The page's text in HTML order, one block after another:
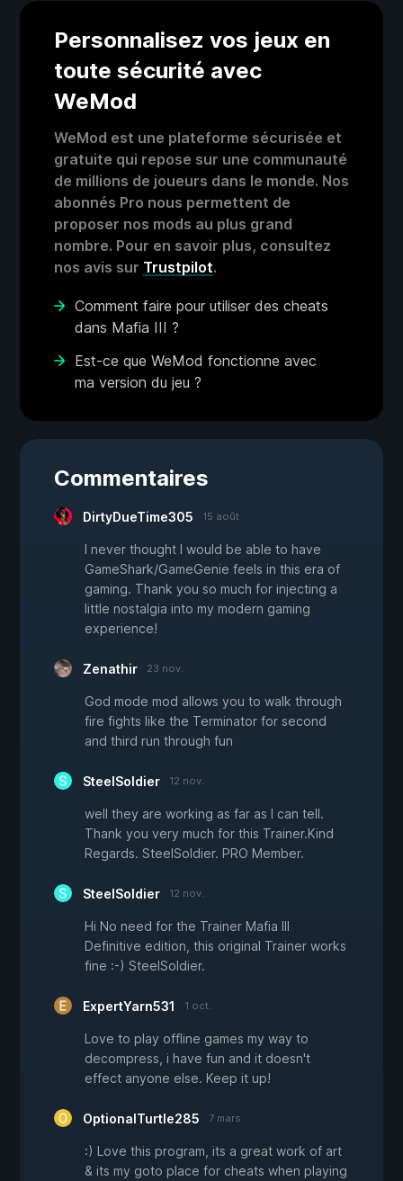
Personnalisez vos jeux en
toute sécurité avec
WeMod
WeMod est une plateforme sécurisée et
gratuite qui repose sur une communauté
de millions de joueurs dans le monde. Nos
abonnés Pro nous permettent de
proposer nos mods au plus grand
nombre. Pour en savoir plus, consultez
nos avis sur Trustpilot.
Comment faire pour utiliser des cheats
dans Mafia III ?
Est-ce que WeMod fonctionne avec
ma version du jeu ?
Commentaires
DirtyDueTime305 15 août
I never thought I would be able to have
GameShark/GameGenie feels in this era of
gaming. Thank you so much for injecting a
little nostalgia into my modern gaming
experience!
Zenathir 23 nov.
God mode mod allows you to walk through
fire fights like the Terminator for second
and third run through fun
SteelSoldier 12 nov.
well they are working as far as I can tell.
Thank you very much for this Trainer.Kind
Regards. SteelSoldier. PRO Member.
SteelSoldier 12 nov.
Hi No need for the Trainer Mafia III
Definitive edition, this original Trainer works
fine :-) SteelSoldier.
ExpertYarn531 1 oct.
Love to play offline games my way to
decompress, i have fun and it doesn't
effect anyone else. Keep it up!
OptionalTurtle285 7 mars
:) Love this program, its a great work of art
& its my goto place for cheats when playing